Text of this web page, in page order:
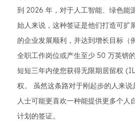
到 2026 年，对于人工智能、绿色能
始人来说，这种签证是他们打造可扩
的企业发展顺利，并达到增长目标（
全职工作岗位或产生至少 50 万英镑
短短三年内使您获得无限期居留权
权。 虽然这条路对于刚起步的人来
人士可能更喜欢一种能提供更多个人
计划的签证。